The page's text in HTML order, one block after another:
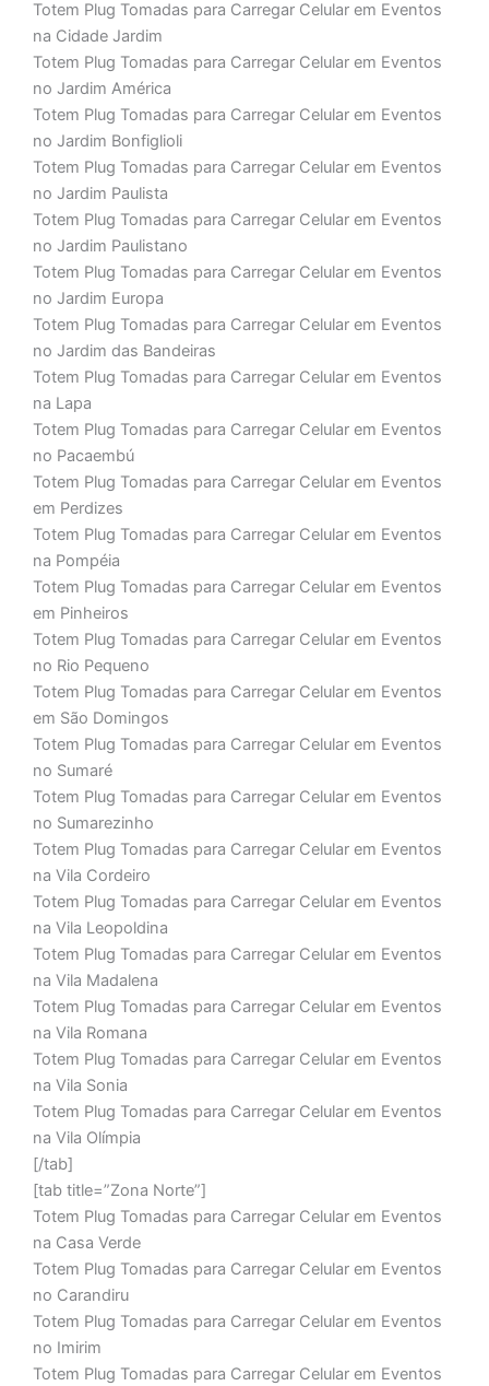
Totem Plug Tomadas para Carregar Celular em Eventos
na Cidade Jardim
Totem Plug Tomadas para Carregar Celular em Eventos
no Jardim América
Totem Plug Tomadas para Carregar Celular em Eventos
no Jardim Bonfiglioli
Totem Plug Tomadas para Carregar Celular em Eventos
no Jardim Paulista
Totem Plug Tomadas para Carregar Celular em Eventos
no Jardim Paulistano
Totem Plug Tomadas para Carregar Celular em Eventos
no Jardim Europa
Totem Plug Tomadas para Carregar Celular em Eventos
no Jardim das Bandeiras
Totem Plug Tomadas para Carregar Celular em Eventos
na Lapa
Totem Plug Tomadas para Carregar Celular em Eventos
no Pacaembú
Totem Plug Tomadas para Carregar Celular em Eventos
em Perdizes
Totem Plug Tomadas para Carregar Celular em Eventos
na Pompéia
Totem Plug Tomadas para Carregar Celular em Eventos
em Pinheiros
Totem Plug Tomadas para Carregar Celular em Eventos
no Rio Pequeno
Totem Plug Tomadas para Carregar Celular em Eventos
em São Domingos
Totem Plug Tomadas para Carregar Celular em Eventos
no Sumaré
Totem Plug Tomadas para Carregar Celular em Eventos
no Sumarezinho
Totem Plug Tomadas para Carregar Celular em Eventos
na Vila Cordeiro
Totem Plug Tomadas para Carregar Celular em Eventos
na Vila Leopoldina
Totem Plug Tomadas para Carregar Celular em Eventos
na Vila Madalena
Totem Plug Tomadas para Carregar Celular em Eventos
na Vila Romana
Totem Plug Tomadas para Carregar Celular em Eventos
na Vila Sonia
Totem Plug Tomadas para Carregar Celular em Eventos
na Vila Olímpia
[/tab]
[tab title=”Zona Norte”]
Totem Plug Tomadas para Carregar Celular em Eventos
na Casa Verde
Totem Plug Tomadas para Carregar Celular em Eventos
no Carandiru
Totem Plug Tomadas para Carregar Celular em Eventos
no Imirim
Totem Plug Tomadas para Carregar Celular em Eventos